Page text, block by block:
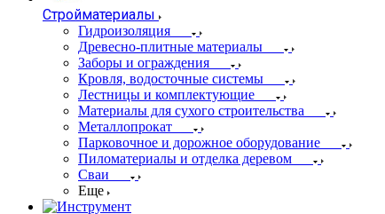
Стройматериалы
Гидроизоляция
Древесно-плитные материалы
Заборы и ограждения
Кровля, водосточные системы
Лестницы и комплектующие
Материалы для сухого строительства
Металлопрокат
Парковочное и дорожное оборудование
Пиломатериалы и отделка деревом
Сваи
Еще